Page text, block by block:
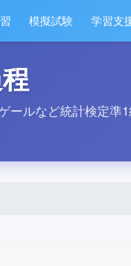
模擬試験 学習支
ールなど統計検定準